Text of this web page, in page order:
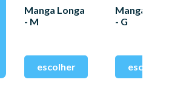
Manga Longa
- M
Manga
- G